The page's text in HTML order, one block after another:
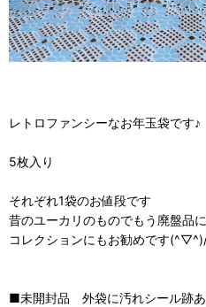
レトロファンシーなお年玉袋です♪
5枚入り
それぞれ1袋のお値段です
昔のユーカリのものでもう廃盤品
コレクションにもお勧めです
■未開封品 外袋に汚れシール跡あ